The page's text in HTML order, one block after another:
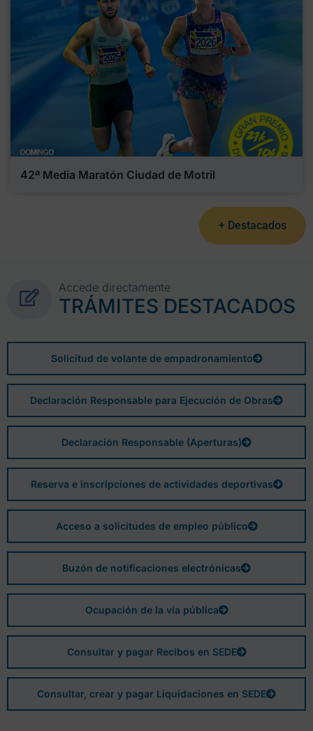
42ª Media Maratón Ciudad de Motril
+ Destacados
Accede directamente
TRÁMITES DESTACADOS
Solicitud de volante de empadronamiento
Declaración Responsable para Ejecución de Obras
Declaración Responsable (Aperturas)
Reserva e inscripciones de actividades deportivas
Acceso a solicitudes de empleo público
Buzón de notificaciones electrónicas
Ocupación de la vía pública
Consultar y pagar Recibos en SEDE
Consultar, crear y pagar Liquidaciones en SEDE